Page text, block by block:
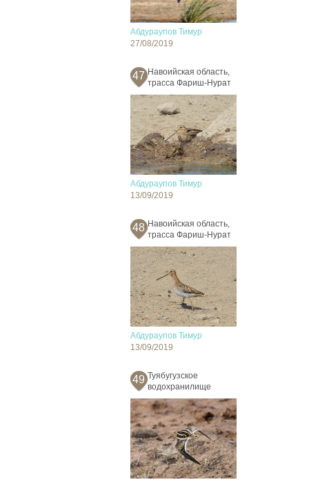
Абдураупов Тимур
27/08/2019
47 Навоийская область,
трасса Фариш-Нурат
Абдураупов Тимур
13/09/2019
48 Навоийская область,
трасса Фариш-Нурат
Абдураупов Тимур
13/09/2019
49 Туябугузское
водохранилище